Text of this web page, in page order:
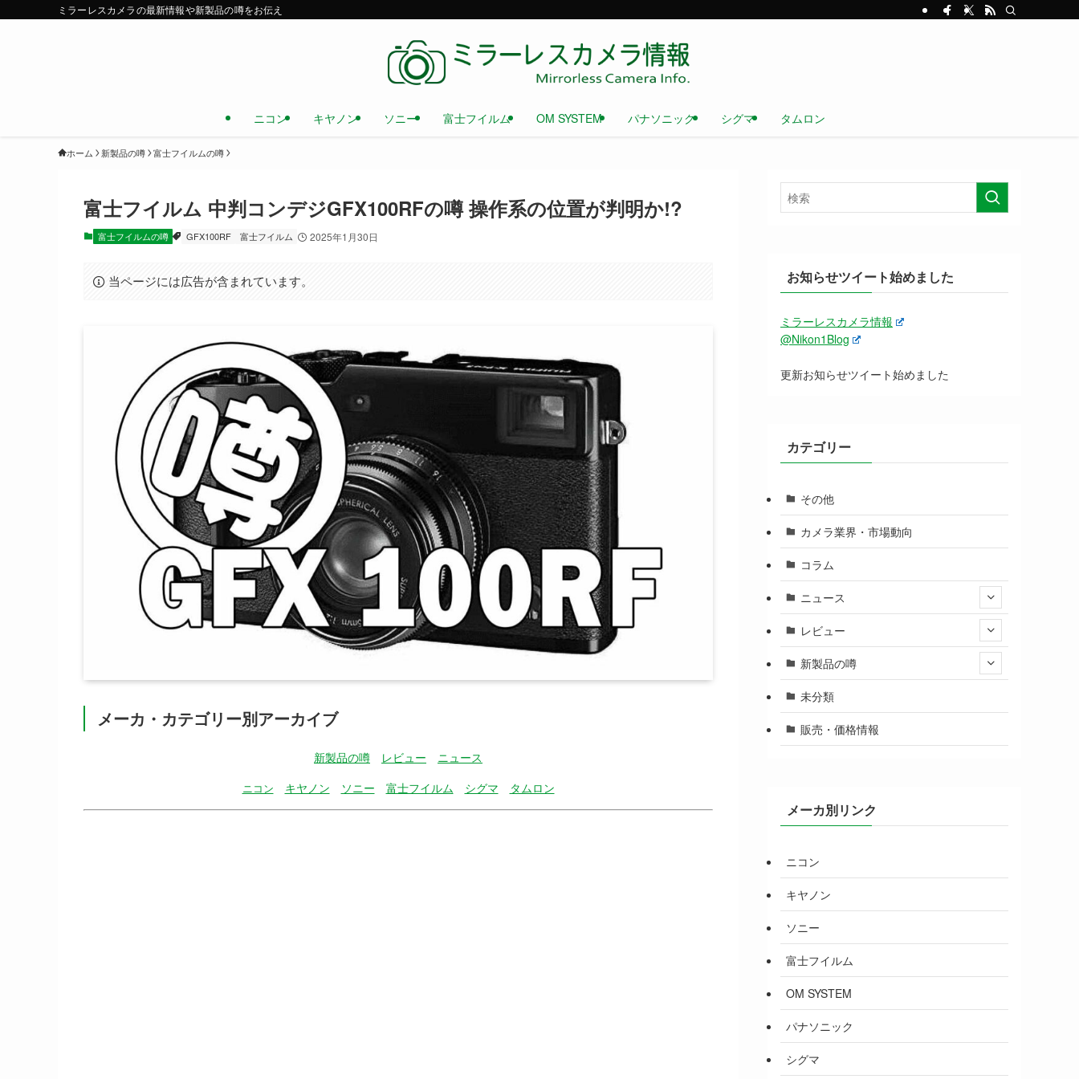
ミラーレスカメラの最新情報や新製品の噂をお伝え
ニコン キヤノン ソニー 富士フイルム OM SYSTEM パナソニック シグマ タムロン
ホーム 新製品の噂 富士フイルムの噂
富士フイルム 中判コンデジGFX100RFの噂 操作系の位置が判明か!?
富士フイルムの噂 GFX100RF 富士フイルム 2025年1月30日
当ページには広告が含まれています。
メーカ・カテゴリー別アーカイブ
新製品の噂 レビュー ニュース
ニコン キヤノン ソニー 富士フイルム シグマ タムロン
お知らせツイート始めました
ミラーレスカメラ情報
@Nikon1Blog
更新お知らせツイート始めました
カテゴリー
その他
カメラ業界・市場動向
コラム
ニュース
レビュー
新製品の噂
未分類
販売・価格情報
メーカ別リンク
ニコン
キヤノン
ソニー
富士フイルム
OM SYSTEM
パナソニック
シグマ